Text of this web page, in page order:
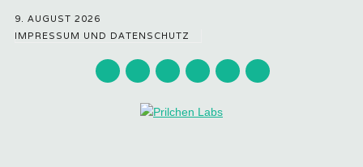
9. AUGUST 2026
IMPRESSUM UND DATENSCHUTZ